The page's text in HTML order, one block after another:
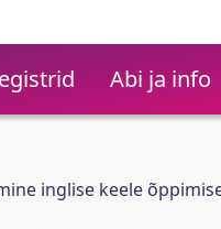
Abi ja info
inglise keele